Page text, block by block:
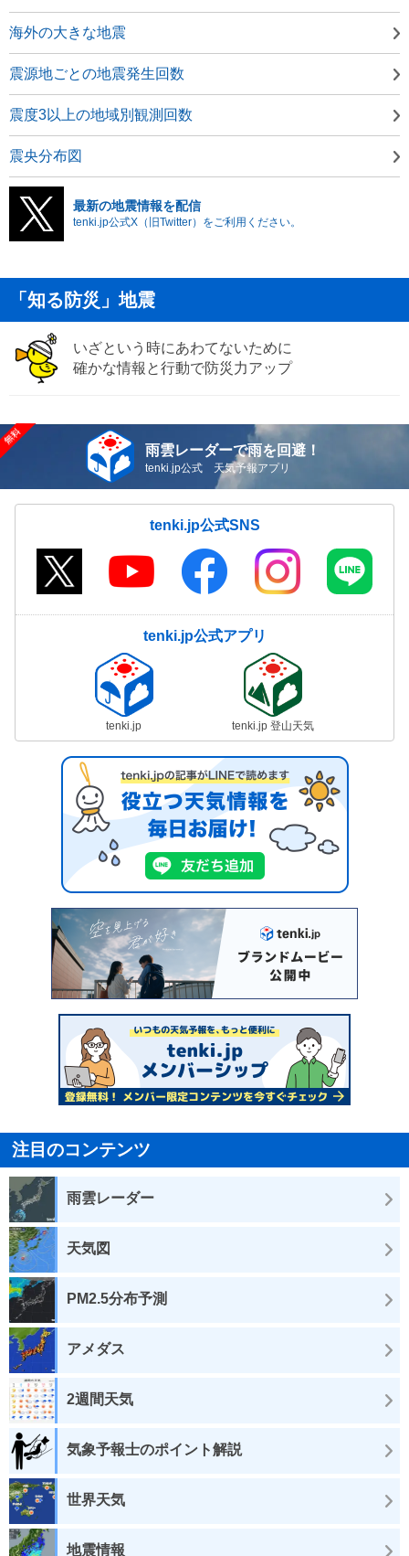
海外の大きな地震
震源地ごとの地震発生回数
震度3以上の地域別観測回数
震央分布図
最新の地震情報を配信
tenki.jp公式X（旧Twitter）をご利用ください。
「知る防災」地震
いざという時にあわてないために
確かな情報と行動で防災力アップ
雨雲レーダーで雨を回避！
tenki.jp公式 天気予報アプリ
tenki.jp公式SNS
tenki.jp公式アプリ
tenki.jp tenki.jp 登山天気
注目のコンテンツ
雨雲レーダー
天気図
PM2.5分布予測
アメダス
2週間天気
気象予報士のポイント解説
世界天気
地震情報